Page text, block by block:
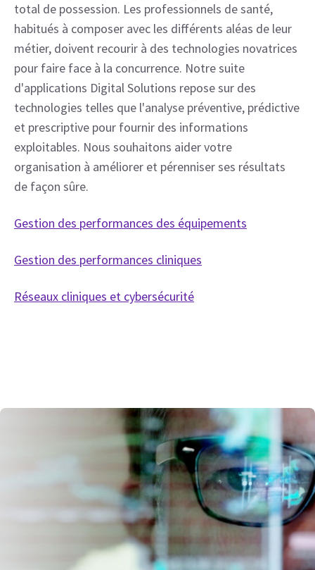
total de possession. Les professionnels de santé,
habitués à composer avec les différents aléas de leur
métier, doivent recourir à des technologies novatrices
pour faire face à la concurrence. Notre suite
d'applications Digital Solutions repose sur des
technologies telles que l'analyse préventive, prédictive
et prescriptive pour fournir des informations
exploitables. Nous souhaitons aider votre
organisation à améliorer et pérenniser ses résultats
de façon sûre.
Gestion des performances des équipements
Gestion des performances cliniques
Réseaux cliniques et cybersécurité